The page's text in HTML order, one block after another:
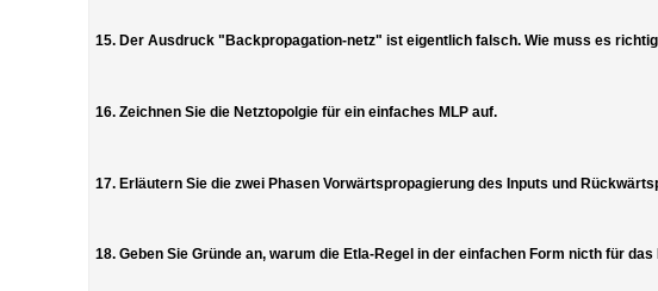
15. Der Ausdruck "Backpropagation-netz" ist eigentlich falsch. Wie muss es
16. Zeichnen Sie die Netztopolgie für ein einfaches MLP auf.
17. Erläutern Sie die zwei Phasen Vorwärtspropagierung des Inputs und
18. Geben Sie Gründe an, warum die Etla-Regel in der einfachen Form nicth für